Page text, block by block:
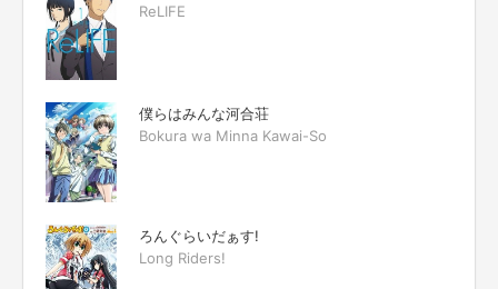
ReLIFE
僕らはみんな河合荘
Bokura wa Minna Kawai-So
ろんぐらいだぁす!
Long Riders!